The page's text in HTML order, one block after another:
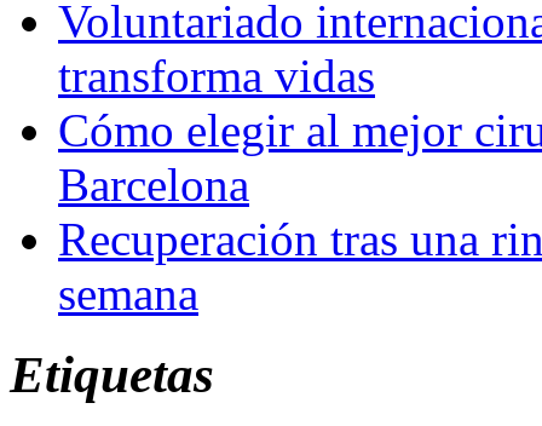
Voluntariado
transforma vidas
Cómo elegir al mejor
Barcelona
Recuperación tras una
semana
Etiquetas